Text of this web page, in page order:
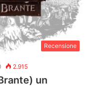
Recensione
2.915
un